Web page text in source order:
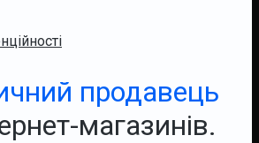
продавець
магазинів.